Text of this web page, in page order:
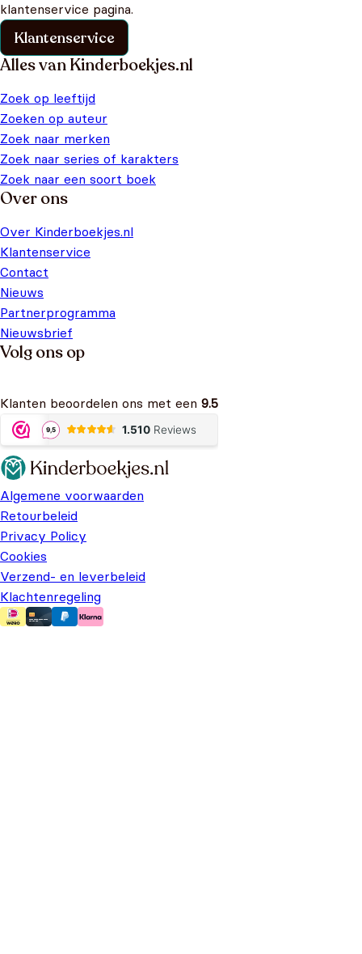
klantenservice pagina.
Klantenservice
Alles van Kinderboekjes.nl
Zoek op leeftijd
Zoeken op auteur
Zoek naar merken
Zoek naar series of karakters
Zoek naar een soort boek
Over ons
Over Kinderboekjes.nl
Klantenservice
Contact
Nieuws
Partnerprogramma
Nieuwsbrief
Volg ons op
Klanten beoordelen ons met een 9.5
Algemene voorwaarden
Retourbeleid
Privacy Policy
Cookies
Verzend- en leverbeleid
Klachtenregeling